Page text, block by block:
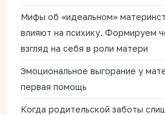
Мифы об «идеальном»
влияют на психику. Формируем
взгляд на себя в роли матери
Эмоциональное выгорание у
первая помощь
Когда родительской заботы